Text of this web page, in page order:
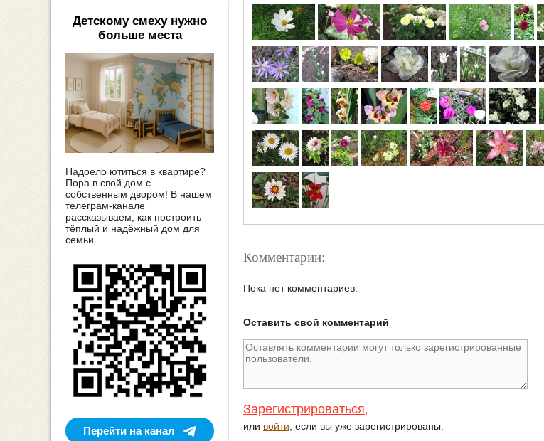
Комментарии:
Пока нет комментариев.
Оставить свой комментарий
Зарегистрироваться,
или войти , если вы уже зарегистрированы.
Детскому смеху нужно
больше места
Надоело ютиться в квартире?
Пора в свой дом с
собственным двором! В нашем
телеграм-канале
рассказываем, как построить
тёплый и надёжный дом для
семьи.
Перейти на канал